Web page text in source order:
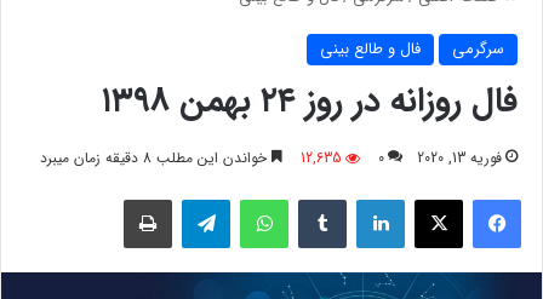
سرگرمی فال و طالع بینی
فال روزانه در روز ۲۴ بهمن ۱۳۹۸
فوریه 13, 2020 0
12,635 خواندن این مطلب 8 دقیقه زمان میبرد
فیسبوک لینکدین واتس آپ